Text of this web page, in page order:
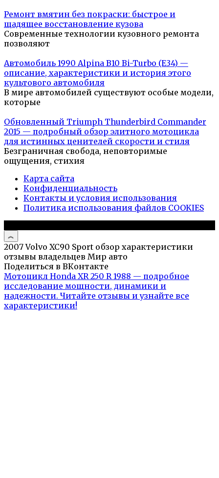
Ремонт вмятин без покраски: быстрое и
щадящее восстановление кузова
Современные технологии кузовного ремонта
позволяют
Автомобиль 1990 Alpina B10 Bi-Turbo (E34) —
описание, характеристики и история этого
культового автомобиля
В мире автомобилей существуют особые модели,
которые
Обновленный Triumph Thunderbird Commander
2015 — подробный обзор элитного мотоцикла
для истинных ценителей скорости и стиля
Безграничная свобода, неповторимые
ощущения, стихия
Карта сайта
Конфиденциальность
Контакты и условия использования
Политика использования файлов COOKIES
2007 Volvo XC90 Sport обзор характеристики
отзывы владельцев Мир авто
Поделиться в ВКонтакте
Мотоцикл Honda XR 250 R 1988 — подробное
исследование мощности, динамики и
надежности. Читайте отзывы и узнайте все
характеристики!